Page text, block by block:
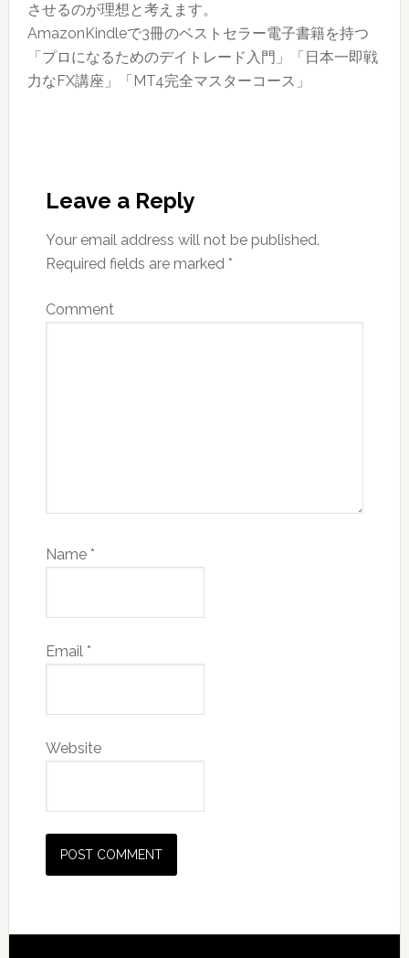
年
第
させるのが理想と考えます。
AmazonKindleで3冊のベストセラー電子書籍を持つ
「プロになるためのデイトレード入門」「日本一即戦
力なFX講座」「MT4完全マスターコース」
Interactions
Leave a Reply
Your email address will not be published.
Required fields are marked *
Comment
Name *
Email *
Website